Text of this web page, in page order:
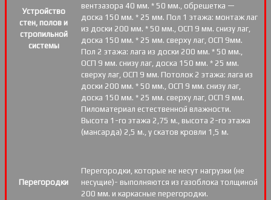
Устройство
стен, полов и
стропильной
системы
вентзазора 40 мм. * 50 мм., обрешетка —
доска 150 мм. * 25 мм. Пол 1 этажа: монтаж лаг
из доски 200 мм. * 50 мм., ОСП 9 мм. снизу лаг,
доска 150 мм. * 25 мм. сверху лаг, ОСП 9мм.
Пол 2 этажа: лага из доски 200 мм. * 50 мм.,
ОСП 9 мм. снизу лаг, доска 150 мм. * 25 мм.
сверху лаг, ОСП 9 мм. Потолок 2 этажа: лага из
доски 200 мм. * 50 мм., ОСП 9 мм. снизу лаг,
доска 150 мм. * 25 мм. сверху лаг, ОСП 9 мм.
Пиломатериал естественной влажности.
Высота 1-го этажа 2,75 м., высота 2-го этажа
(мансарда) 2,5 м., у скатов кровли 1,5 м.
Перегородки
Перегородки, которые не несут нагрузки (не
несущие)- выполняются из газоблока толщиной
200 мм. и каркасные перегородки.